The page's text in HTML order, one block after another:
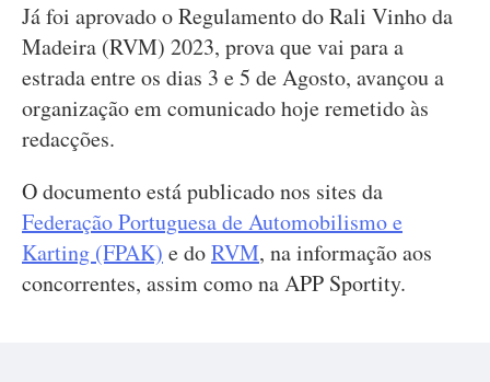
Já foi aprovado o Regulamento do Rali Vinho da
Madeira (RVM) 2023, prova que vai para a
estrada entre os dias 3 e 5 de Agosto, avançou a
organização em comunicado hoje remetido às
redacções.
O documento está publicado nos sites da
Federação Portuguesa de Automobilismo e
Karting (FPAK) e doRVM, na informação aos
concorrentes, assim como na APP Sportity.